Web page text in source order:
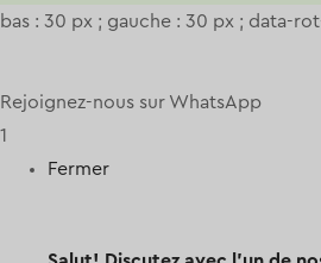
bas : 30 px ; gauche : 30 px ; data-
Rejoignez-nous sur WhatsApp
1
Fermer